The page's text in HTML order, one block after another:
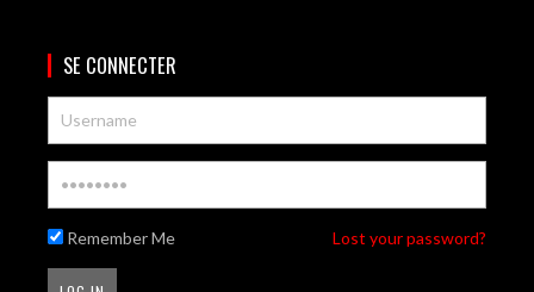
SE CONNECTER
Remember Me Lost your password?